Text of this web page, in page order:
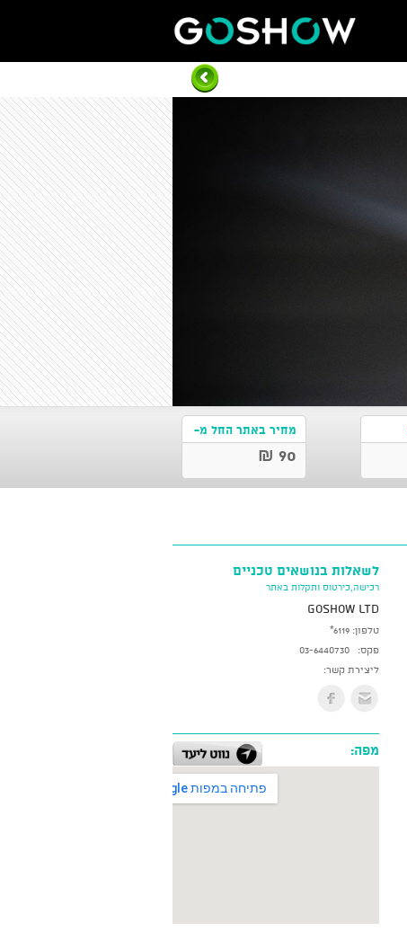
מחיר באתר החל מ-
90 ₪
לשאלות בנושאים טכניים
רכישה,כירטוס ותקלות באתר
GoShow LTD
טלפון: *6119
פקס:
03-6440730
ליצירת קשר:
מפה: